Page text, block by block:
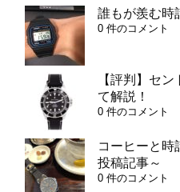
誰もが羨む時
0 件のコメント
【評判】セ
て解説！
0 件のコメント
コーヒーと時
投稿記事～
0 件のコメント